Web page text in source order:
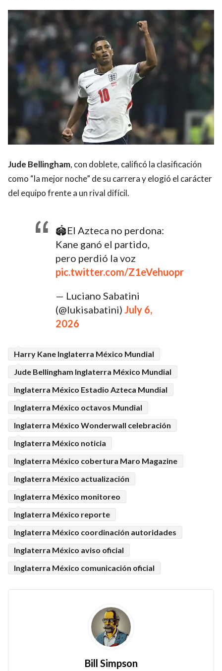
Jude Bellingham, con doblete, calificó la clasificación
como “la mejor noche” de su carrera y elogió el carácter
del equipo frente a un rival difícil.
🏟️El Azteca no perdona:
Kane ganó el partido,
pero perdió la voz
pic.twitter.com/Z1eVehuopr
— Luciano Sabatini
(@lukisabatini) July 6,
2026
Harry Kane Inglaterra México Mundial
Jude Bellingham Inglaterra México Mundial
Inglaterra México Estadio Azteca Mundial
Inglaterra México octavos Mundial
Inglaterra México Wonderwall celebración
Inglaterra México noticia
Inglaterra México cobertura Maro Magazine
Inglaterra México actualización
Inglaterra México monitoreo
Inglaterra México reporte
Inglaterra México coordinación autoridades
Inglaterra México aviso oficial
Inglaterra México comunicación oficial
Bill Simpson